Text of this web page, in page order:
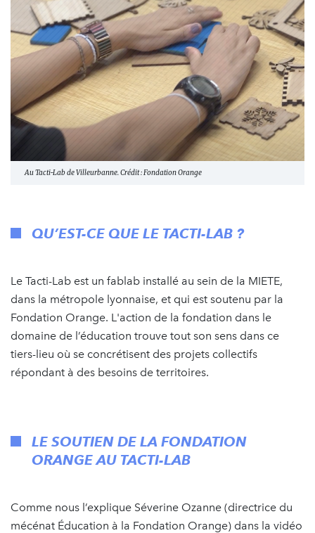
Au Tacti-Lab de Villeurbanne. Crédit : Fondation Orange
QU’EST-CE QUE LE TACTI-LAB ?
Le Tacti-Lab est un fablab installé au sein de la MIETE,
dans la métropole lyonnaise, et qui est soutenu par la
Fondation Orange. L'action de la fondation dans le
domaine de l’éducation trouve tout son sens dans ce
tiers-lieu où se concrétisent des projets collectifs
répondant à des besoins de territoires.
LE SOUTIEN DE LA FONDATION
ORANGE AU TACTI-LAB
Comme nous l’explique Séverine Ozanne (directrice du
mécénat Éducation à la Fondation Orange) dans la vidéo